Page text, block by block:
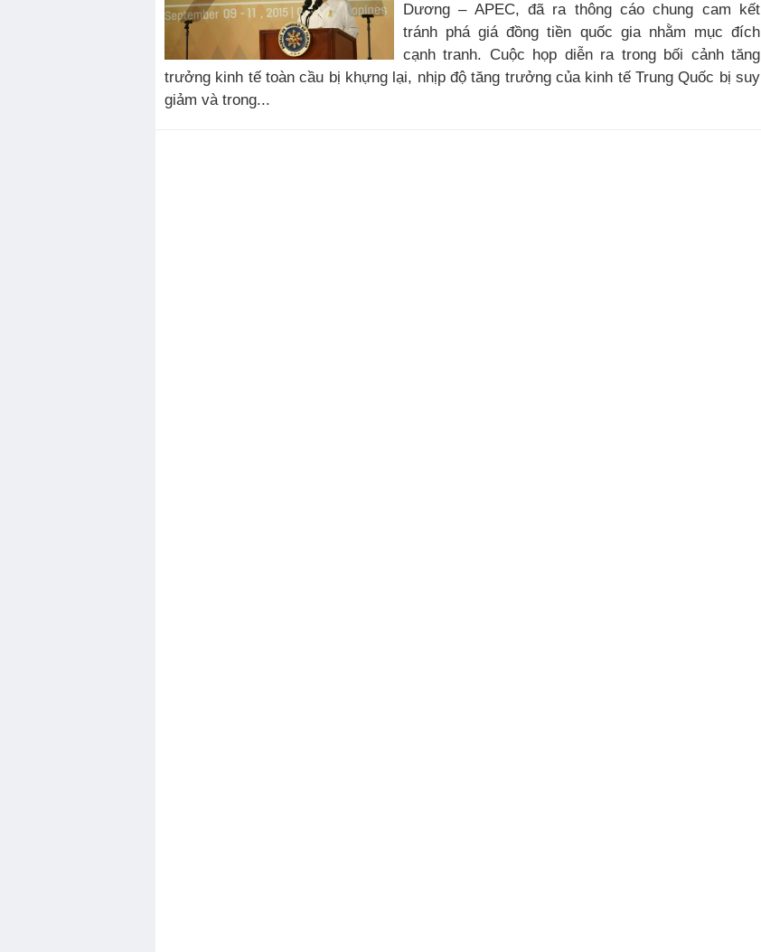
Dương – APEC, đã ra thông cáo chung cam kết
tránh phá giá đồng tiền quốc gia nhằm mục đích
cạnh tranh. Cuộc họp diễn ra trong bối cảnh tăng
trưởng kinh tế toàn cầu bị khựng lại, nhịp độ tăng trưởng của kinh tế Trung Quốc bị suy
giảm và trong...